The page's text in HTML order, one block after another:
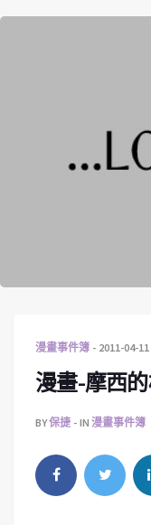
漫畫事件簿 2011-04-11
漫畫-摩西
BY保捷 IN 漫畫事件簿